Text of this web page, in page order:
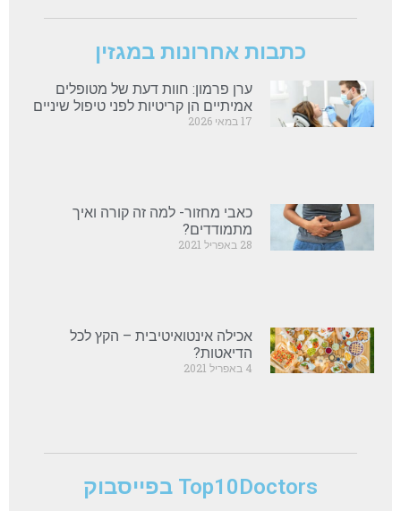
כתבות אחרונות במגזין
ערן פרמון: חוות דעת של מטופלים
אמיתיים הן קריטיות לפני טיפול שיניים
17 במאי 2026
כאבי מחזור- למה זה קורה ואיך
מתמודדים?
28 באפריל 2021
אכילה אינטואיטיבית – הקץ לכל
הדיאטות?
4 באפריל 2021
Top10Doctors בפייסבוק